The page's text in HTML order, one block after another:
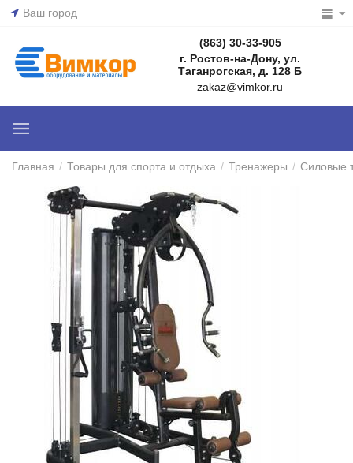
Ваш город
(863) 30-33-905
г. Ростов-на-Дону, ул.
Таганрогская, д. 128 Б
zakaz@vimkor.ru
Главная / Товары для спорта и отдыха / Тренажеры / Силовые